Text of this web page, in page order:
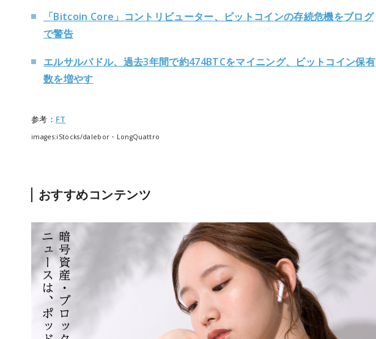
「Bitcoin Core」コントリビューター、ビットコインの存続危機をブログ
で警告
エルサルバドル、過去3年間で約474BTCをマイニング、ビットコイン保有
数を増やす
参考： FT
images:iStocks/dalebor・LongQuattro
おすすめコンテンツ